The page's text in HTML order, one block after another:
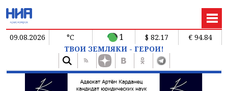
09.08.2026 °C 1 $ 82.17
€ 94.84
ТВОИ ЗЕМЛЯКИ - ГЕРОИ!